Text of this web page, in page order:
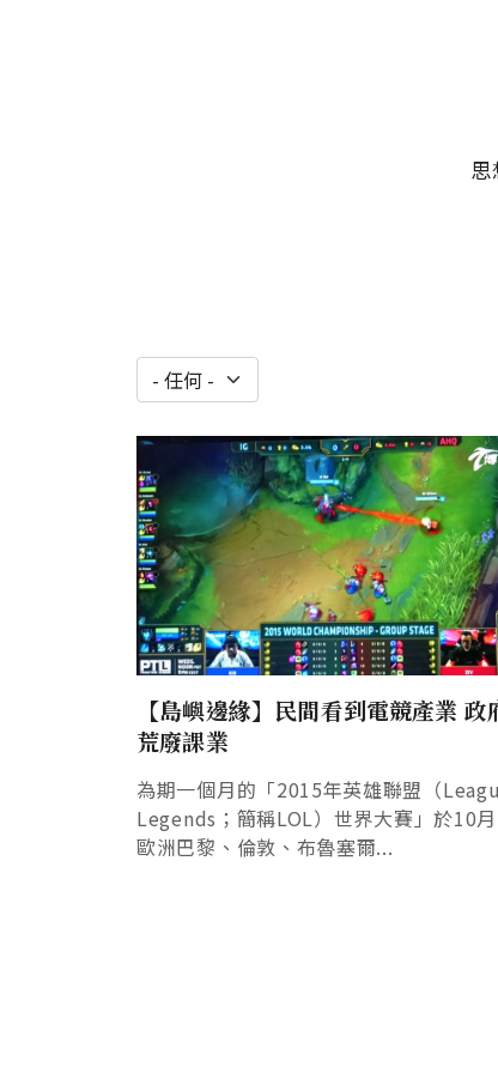
思
【島嶼邊緣】民間看到電競產業 政
荒廢課業
為期一個月的「2015年英雄聯盟（
Legends；簡稱LOL）世界大賽」於10
歐洲巴黎、倫敦、布魯塞爾...